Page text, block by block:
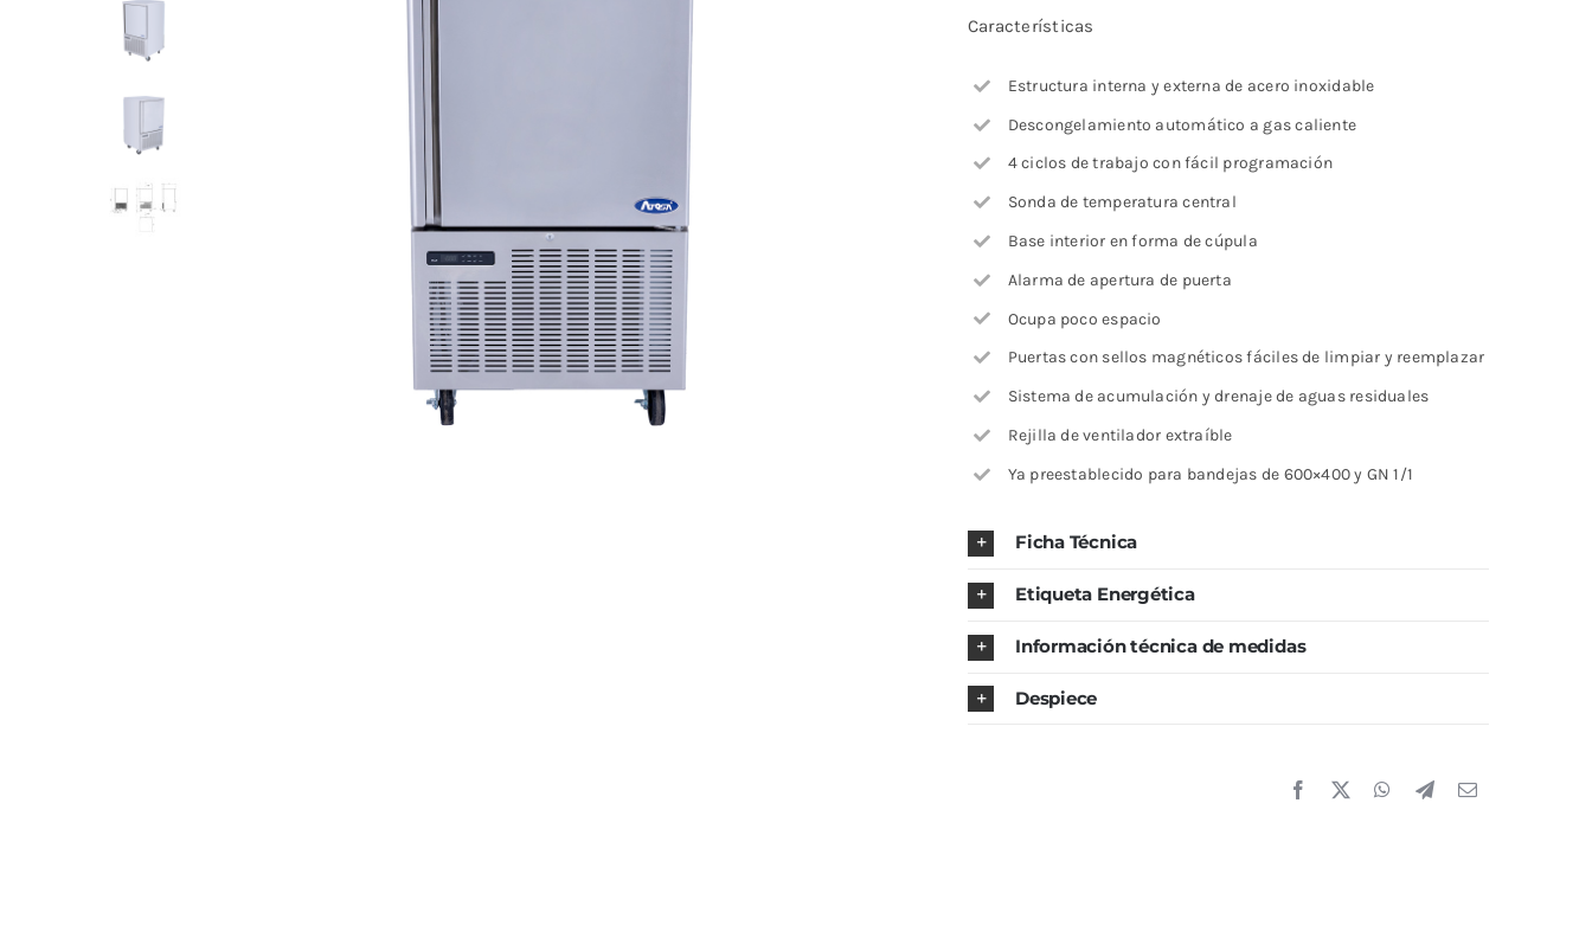
Características
Estructura interna y externa de acero inoxidable
Descongelamiento automático a gas caliente
4 ciclos de trabajo con fácil programación
Sonda de temperatura central
Base interior en forma de cúpula
Alarma de apertura de puerta
Ocupa poco espacio
Puertas con sellos magnéticos fáciles de limpiar y reemplazar
Sistema de acumulación y drenaje de aguas residuales
Rejilla de ventilador extraíble
Ya preestablecido para bandejas de 600×400 y GN 1/1
Ficha Técnica
Etiqueta Energética
Información técnica de medidas
Despiece